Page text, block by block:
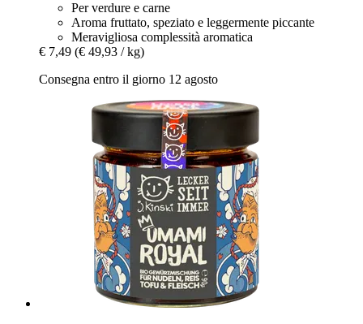
Per verdure e carne
Aroma fruttato, speziato e leggermente piccante
Meravigliosa complessità aromatica
€ 7,49 (€ 49,93 / kg)
Consegna entro il giorno 12 agosto